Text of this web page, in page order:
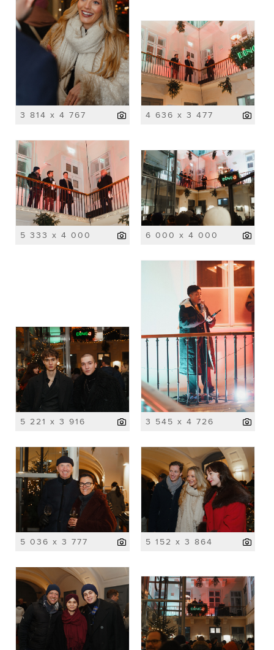
3 814 x 4 767 4 636 x 3 477
5 333 x 4 000 6 000 x 4 000
5 221 x 3 916 3 545 x 4 726
5 036 x 3 777 5 152 x 3 864